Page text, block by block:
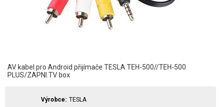
AV kabel pro Android přijímače TESLA TEH-500//TEH-500
PLUS/ZAPNI.TV box
Výrobce
TESLA